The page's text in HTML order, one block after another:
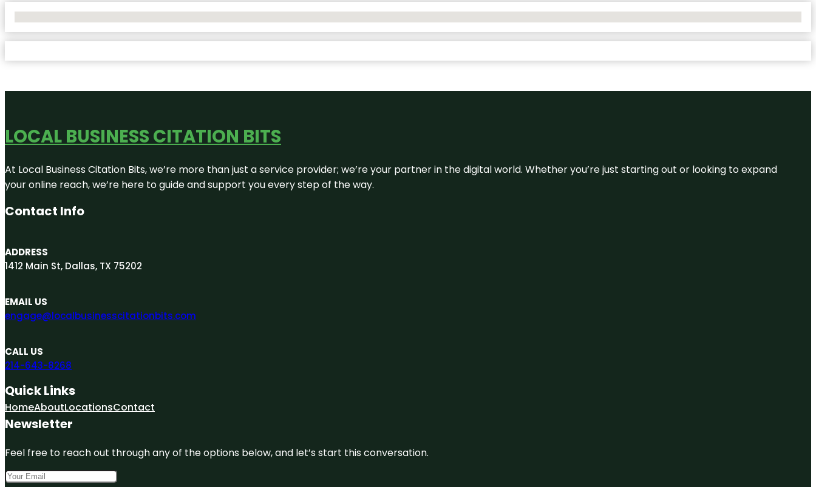
LOCAL BUSINESS CITATION BITS
At Local Business Citation Bits, we’re more than just a service provider; we’re your partner in the digital world. Whether you’re just starting out or looking to expand
your online reach, we’re here to guide and support you every step of the way.
Contact Info
ADDRESS
1412 Main St, Dallas, TX 75202
EMAIL US
engage@localbusinesscitationbits.com
CALL US
214-643-8268
Quick Links
HomeAboutLocationsContact
Newsletter
Feel free to reach out through any of the options below, and let’s start this conversation.